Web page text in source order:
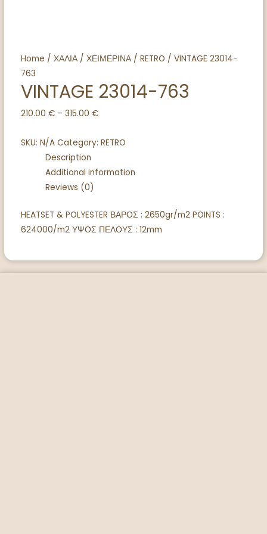
Home / ΧΑΛΙΑ/ ΧΕΙΜΕΡΙΝΑ/ RETRO / VINTAGE 23014-
763
VINTAGE 23014-763
210.00 €– 315.00 €
SKU: N/A Category: RETRO
Description
Additional information
Reviews (0)
HEATSET & POLYESTER ΒΑΡΟΣ : 2650gr/m2 POINTS :
624000/m2 ΥΨΟΣ ΠΕΛΟΥΣ : 12mm